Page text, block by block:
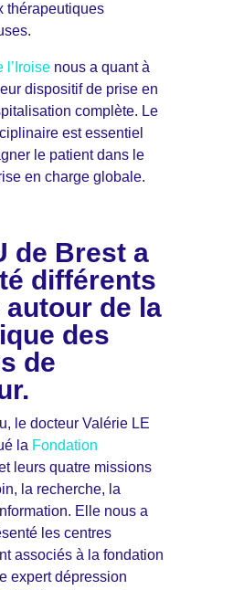
thérapeutiques
l’Iroise nous a quant à
dispositif de prise en
complète. Le
est essentiel
le patient dans le
en charge globale.
de Bresta
différents
de la
des
de
le docteur Valérie LE
la Fondation
leurs quatre missions
la recherche, la
Elle nous a
les centres
associés à la fondation
expert dépression